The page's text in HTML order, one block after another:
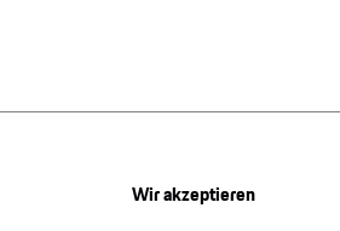
Wir akzeptieren